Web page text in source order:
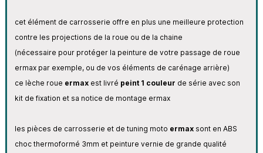
cet élément de carrosserie offre en plus une meilleure protection
contre les projections de la roue ou de la chaine
(nécessaire pour protéger la peinture de votre passage de roue
ermax par exemple, ou de vos éléments de carénage arrière)
ce lèche roue ermaxest livré peint 1 couleur de série avec son
kit de fixation et sa notice de montage ermax
les pièces de carrosserie et de tuning moto ermaxsont en ABS
choc thermoformé 3mm et peinture vernie de grande qualité